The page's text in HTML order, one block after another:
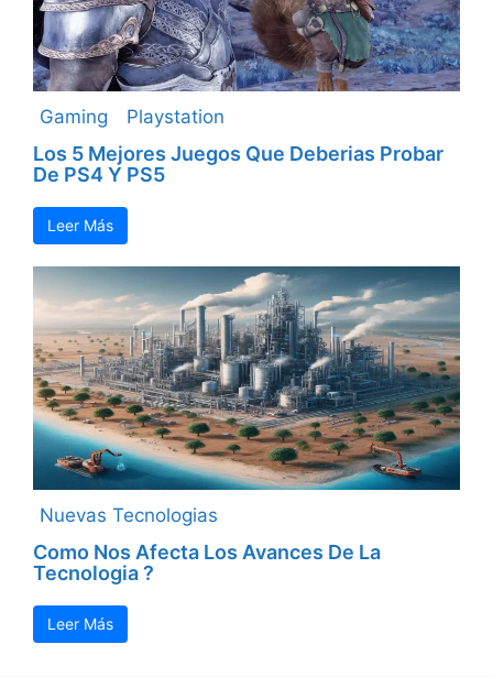
Gaming Playstation
Los 5 Mejores Juegos Que Deberias Probar
De PS4 Y PS5
Leer Más
Nuevas Tecnologias
Como Nos Afecta Los Avances De La
Tecnologia ?
Leer Más